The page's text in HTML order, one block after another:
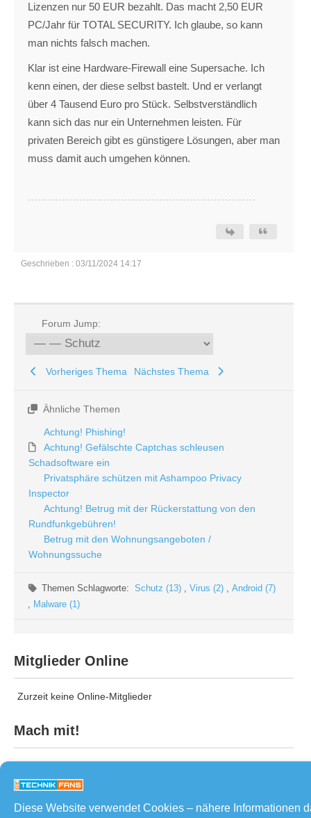
Diese Website verwendet Cookies – nähere Informationen
Lizenzen nur 50 EUR bezahlt. Das macht 2,50 EUR
PC/Jahr für TOTAL SECURITY. Ich glaube, so kann
man nichts falsch machen.
Klar ist eine Hardware-Firewall eine Supersache. Ich
kenn einen, der diese selbst bastelt. Und er verlangt
über 4 Tausend Euro pro Stück. Selbstverständlich
kann sich das nur ein Unternehmen leisten. Für
privaten Bereich gibt es günstigere Lösungen, aber man
muss damit auch umgehen können.
Geschrieben : 03/11/2024 14:17
Forum Jump:
Vorheriges Thema Nächstes Thema
Ähnliche Themen
Achtung! Phishing!
Achtung! Gefälschte Captchas schleusen
Schadsoftware ein
Privatsphäre schützen mit Ashampoo Privacy
Inspector
Achtung! Betrug mit der Rückerstattung von den
Rundfunkgebühren!
Betrug mit den Wohnungsangeboten /
Wohnungssuche
Themen Schlagworte:Schutz (13) , Virus (2) , Android (7)
, Malware (1)
Mitglieder Online
Zurzeit keine Online-Mitglieder
Mach mit!
Neueste Beiträge